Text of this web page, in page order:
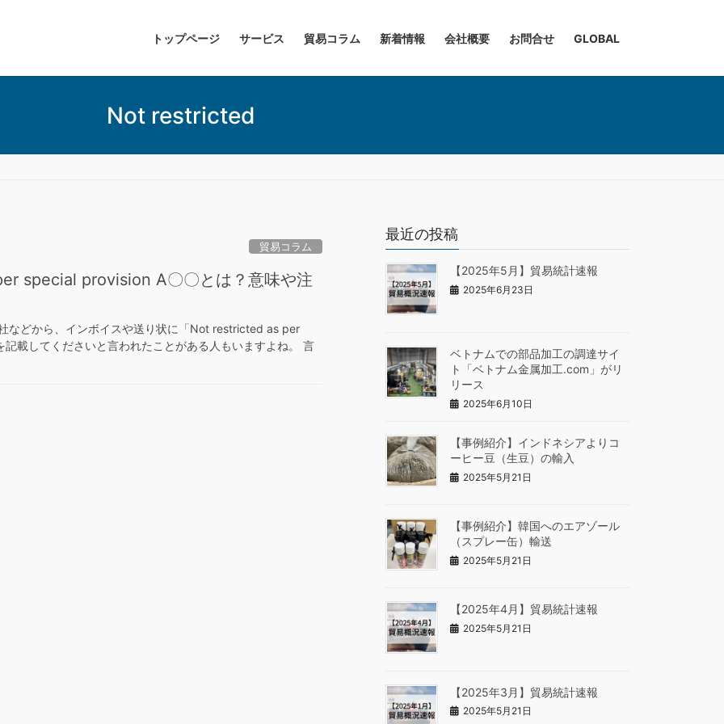
トップページ サービス 貿易コラム 新着情報 会社概要 お問合せ GLOBAL
Not restricted
貿易コラム
special provision A〇〇とは？意味や注
などから、インボイスや送り状に「Not restricted as per
載してくださいと言われたことがある人もいますよね。 言
最近の投稿
【2025年5月】貿易統計速報
2025年6月23日
ベトナムでの部品加工の調達サイ
ト「ベトナム金属加工.com」がリ
リース
2025年6月10日
【事例紹介】インドネシアよりコ
ーヒー豆（生豆）の輸入
2025年5月21日
【事例紹介】韓国へのエアゾール
（スプレー缶）輸送
2025年5月21日
【2025年4月】貿易統計速報
2025年5月21日
【2025年3月】貿易統計速報
2025年5月21日